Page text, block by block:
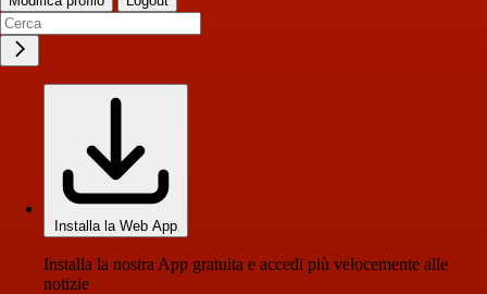
Installa la Web App
Installa la nostra App gratuita e accedi più velocemente alle
notizie